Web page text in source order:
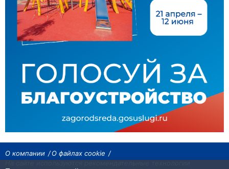
О компании
О файлах cookie